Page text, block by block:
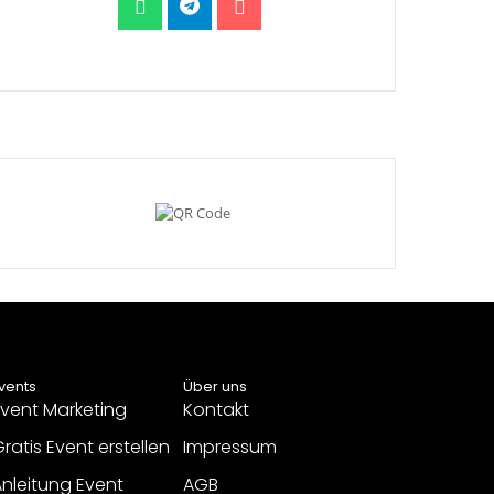
Marketing
Event erstellen
Event
Über uns
Kontakt
Impressum
AGB